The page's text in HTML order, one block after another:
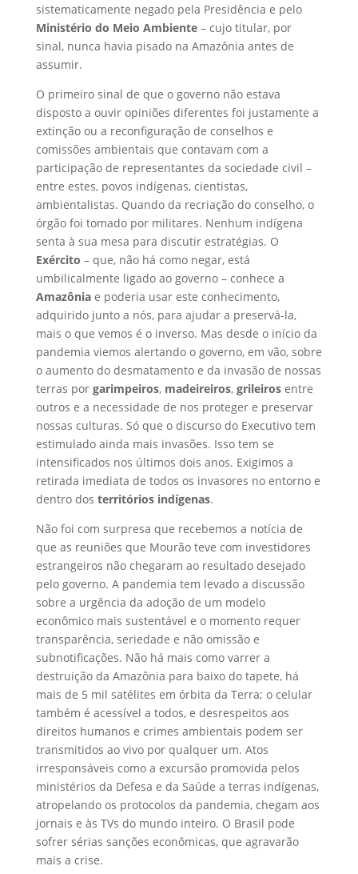
sistematicamente negado pela Presidência e pelo
Ministério do Meio Ambiente– cujo titular, por
sinal, nunca havia pisado na Amazônia antes de
assumir.
O primeiro sinal de que o governo não estava
disposto a ouvir opiniões diferentes foi justamente a
extinção ou a reconfiguração de conselhos e
comissões ambientais que contavam com a
participação de representantes da sociedade civil –
entre estes, povos indígenas, cientistas,
ambientalistas. Quando da recriação do conselho, o
órgão foi tomado por militares. Nenhum indígena
senta à sua mesa para discutir estratégias. O
Exército – que, não há como negar, está
umbilicalmente ligado ao governo – conhece a
Amazôniae poderia usar este conhecimento,
adquirido junto a nós, para ajudar a preservá-la,
mais o que vemos é o inverso. Mas desde o início da
pandemia viemos alertando o governo, em vão, sobre
o aumento do desmatamento e da invasão de nossas
terras por garimpeiros, madeireiros, grileirosentre
outros e a necessidade de nos proteger e preservar
nossas culturas. Só que o discurso do Executivo tem
estimulado ainda mais invasões. Isso tem se
intensificados nos últimos dois anos. Exigimos a
retirada imediata de todos os invasores no entorno e
dentro dos territórios indígenas.
Não foi com surpresa que recebemos a notícia de
que as reuniões que Mourão teve com investidores
estrangeiros não chegaram ao resultado desejado
pelo governo. A pandemia tem levado a discussão
sobre a urgência da adoção de um modelo
econômico mais sustentável e o momento requer
transparência, seriedade e não omissão e
subnotificações. Não há mais como varrer a
destruição da Amazônia para baixo do tapete, há
mais de 5 mil satélites em órbita da Terra; o celular
também é acessível a todos, e desrespeitos aos
direitos humanos e crimes ambientais podem ser
transmitidos ao vivo por qualquer um. Atos
irresponsáveis como a excursão promovida pelos
ministérios da Defesa e da Saúde a terras indígenas,
atropelando os protocolos da pandemia, chegam aos
jornais e às TVs do mundo inteiro. O Brasil pode
sofrer sérias sanções econômicas, que agravarão
mais a crise.